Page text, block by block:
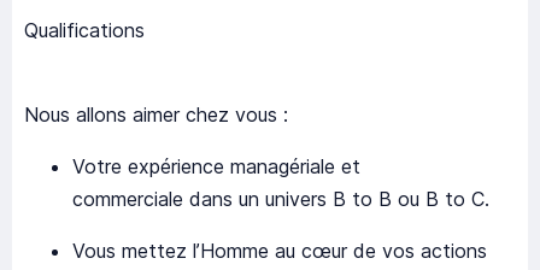
Qualifications
Nous allons aimer chez vous :
Votre expérience managériale et
commerciale dans un univers B to B ou B to C.
Vous mettez l’Homme au cœur de vos actions